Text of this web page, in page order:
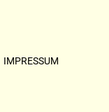
IMPRESSUM